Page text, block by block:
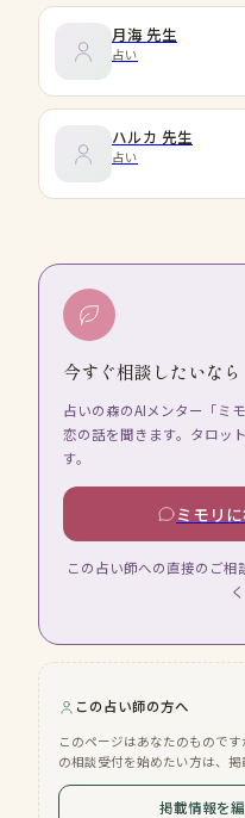
月海 先生
占い
ハルカ 先生
占い
今すぐ相談したいなら
占いの森のAIメンター「ミ
恋の話を聞きます。タロッ
す。
ミモリ
この占い師への直接のご
この占い師の方へ
このページはあなたのもので
の相談受付を始めたい方は、掲
掲載情報を